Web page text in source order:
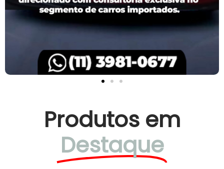
Produtos em
Destaque